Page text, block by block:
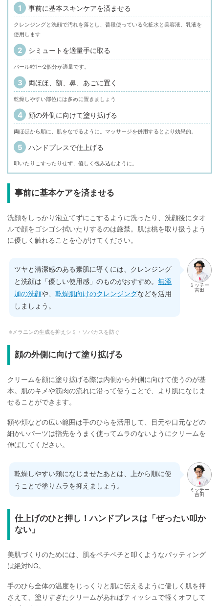
事前に基本スキンケアを済ませる
クレンジングと洗顔で汚れを落とし、普段使っている化粧水と美容液、乳液を
使用します
シミュートを適量手に取る
パール粒1〜2個分が適量です。
両ほほ、額、鼻、あごに置く
乾燥しやすい部位には多めに置きましょう
顔の外側に向けて塗り拡げる
両ほほから順に、肌をなでるように。マッサージを併用するとより効果的。
ハンドプレスで仕上げる
叩いたりこすったりせず、優しく包み込むように。
事前に基本ケアを済ませる
洗顔をしっかり泡立てずにこするように洗ったり、洗顔後にタオ
ルで顔をゴシゴシ拭いたりするのは厳禁。肌は桃を取り扱うよう
に優しく触れることを心がけてください。
ミッチー
吉田
ツヤと清潔感のある素肌に導くには、クレンジング
と洗顔は「優しい使用感」のものがおすすめ。無添
加の洗顔や、乾燥肌向けのクレンジングなどを活用
しましょう。
メラニンの生成を抑えシミ・ソバカスを防ぐ
顔の外側に向けて塗り拡げる
クリームを顔に塗り拡げる際は内側から外側に向けて使うのが基
本。肌のキメや筋肉の流れに沿って使うことで、より肌になじま
せることができます。
額や頬などの広い範囲は手のひらを活用して、目元や口元などの
細かいパーツは指先をうまく使ってムラのないようにクリームを
伸ばしてください。
ミッチー
吉田
乾燥しやすい頬になじませたあとは、上から順に使
うことで塗りムラを抑えましょう。
仕上げのひと押し！ハンドプレスは「ぜったい叩か
ない」
美肌づくりのためには、肌をペチペチと叩くようなパッティング
は絶対NG。
手のひら全体の温度をじっくりと肌に伝えるように優しく肌を押
さえて、塗りすぎたクリームがあればティッシュで軽くオフして